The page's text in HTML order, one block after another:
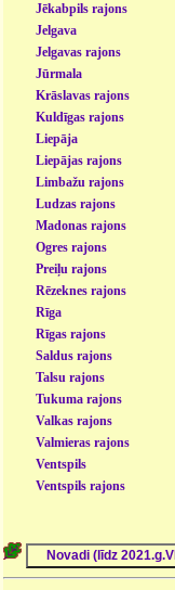
Jēkabpils rajons
Jelgava
Jelgavas rajons
Jūrmala
Krāslavas rajons
Kuldīgas rajons
Liepāja
Liepājas rajons
Limbažu rajons
Ludzas rajons
Madonas rajons
Ogres rajons
Preiļu rajons
Rēzeknes rajons
Rīga
Rīgas rajons
Saldus rajons
Talsu rajons
Tukuma rajons
Valkas rajons
Valmieras rajons
Ventspils
Ventspils rajons